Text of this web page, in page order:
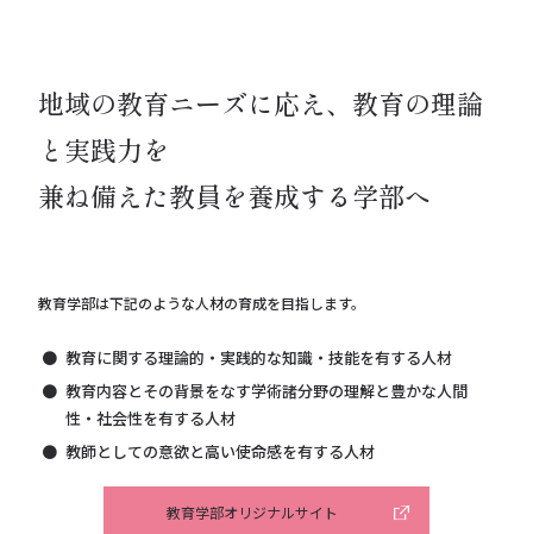
地域の教育ニーズに応え、教育の理論
と実践力を
兼ね備えた教員を養成する学部へ
教育学部は下記のような人材の育成を目指します。
教育に関する理論的・実践的な知識・技能を有する人材
教育内容とその背景をなす学術諸分野の理解と豊かな人間
性・社会性を有する人材
教師としての意欲と高い使命感を有する人材
教育学部オリジナルサイト